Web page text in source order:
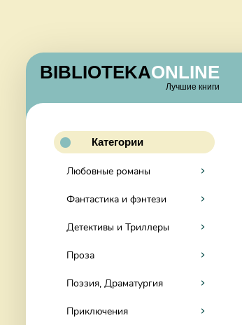
BIBLIOTEKAONLINE
Лучшие книги
Категории
Любовные романы
Фантастика и фэнтези
Детективы и Триллеры
Проза
Поэзия, Драматургия
Приключения